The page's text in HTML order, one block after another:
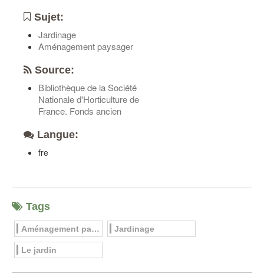
Sujet:
Jardinage
Aménagement paysager
Source:
Bibliothèque de la Société
Nationale d'Horticulture de
France. Fonds ancien
Langue:
fre
Tags
Aménagement paysager Jardinage
Le jardin